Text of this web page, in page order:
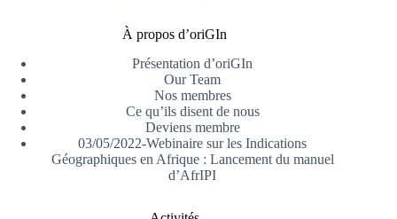
À propos d’oriGIn
Présentation d’oriGIn
Our Team
Nos membres
Ce qu’ils disent de nous
Deviens membre
03/05/2022-Webinaire sur les Indications
Géographiques en Afrique : Lancement du manuel
d’AfrIPI